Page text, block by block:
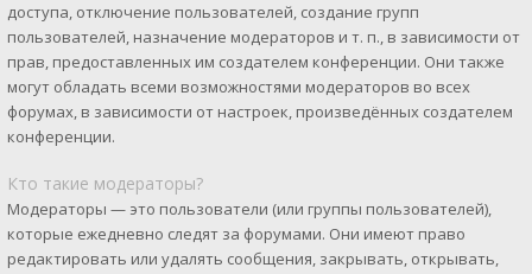
доступа, отключение пользователей, создание групп
пользователей, назначение модераторов и т. п., в зависимости от
прав, предоставленных им создателем конференции. Они также
могут обладать всеми возможностями модераторов во всех
форумах, в зависимости от настроек, произведённых создателем
конференции.
Кто такие модераторы?
Модераторы — это пользователи (или группы пользователей),
которые ежедневно следят за форумами. Они имеют право
редактировать или удалять сообщения, закрывать, открывать,